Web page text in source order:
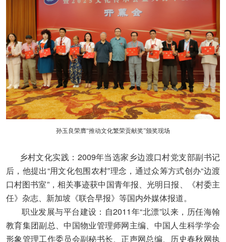
孙玉良荣膺“推动文化繁荣贡献奖”颁奖现场
乡村文化实践：2009年当选家乡边渡口村党支部副书记
后，他提出“用文化包围农村”理念，通过众筹方式创办“边渡
口村图书室”，相关事迹获中国青年报、光明日报、《村委主
任》杂志、新加坡《联合早报》等国内外媒体报道。
职业发展与平台建设：自2011年“北漂”以来，历任海翰
教育集团副总、中国物业管理师网主编、中国人生科学学会
形象管理工作委员会副秘书长、正声网总编、历史春秋网执